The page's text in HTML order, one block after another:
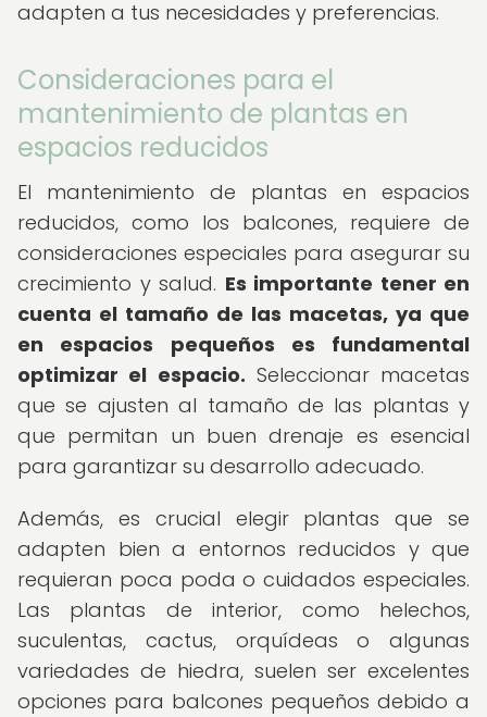
adapten a tus necesidades y preferencias.
Consideraciones para el
mantenimiento de plantas en
espacios reducidos
El mantenimiento de plantas en espacios
reducidos, como los balcones, requiere de
consideraciones especiales para asegurar su
crecimiento y salud. Es importante tener en
cuenta el tamaño de las macetas, ya que
en espacios pequeños es fundamental
optimizar el espacio. Seleccionar macetas
que se ajusten al tamaño de las plantas y
que permitan un buen drenaje es esencial
para garantizar su desarrollo adecuado.
Además, es crucial elegir plantas que se
adapten bien a entornos reducidos y que
requieran poca poda o cuidados especiales.
Las plantas de interior, como helechos,
suculentas, cactus, orquídeas o algunas
variedades de hiedra, suelen ser excelentes
opciones para balcones pequeños debido a